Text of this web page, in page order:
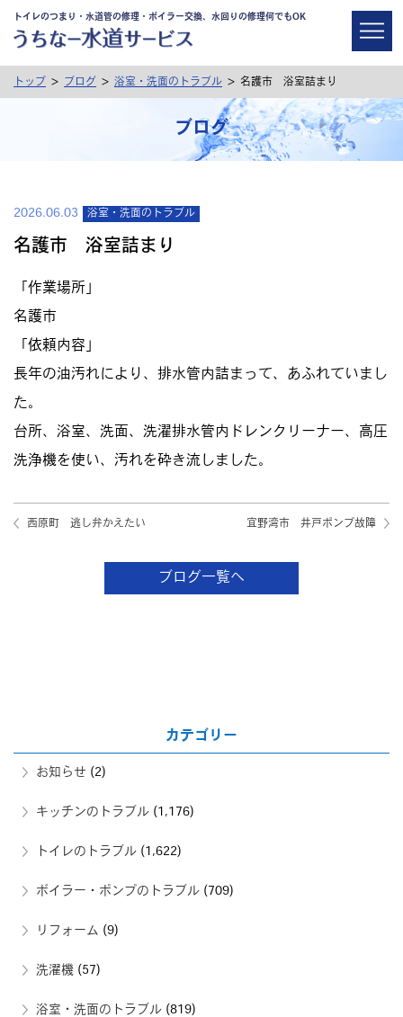
トイレのつまり・水道管の修理・ボイラー交換、水回りの修理何でもOK
トップ > ブログ > 浴室・洗面のトラブル > 名護市 浴室詰まり
ブログ
2026.06.03 浴室・洗面のトラブル
名護市 浴室詰まり
「作業場所」
名護市
「依頼内容」
長年の油汚れにより、排水管内詰まって、あふれていまし
た。
台所、浴室、洗面、洗濯排水管内ドレンクリーナー、高圧
洗浄機を使い、汚れを砕き流しました。
西原町 逃し弁かえたい 宜野湾市 井戸ポンプ故障
ブログ一覧へ
カテゴリー
お知らせ (2)
キッチンのトラブル (1,176)
トイレのトラブル (1,622)
ボイラー・ポンプのトラブル (709)
リフォーム (9)
洗濯機 (57)
浴室・洗面のトラブル (819)